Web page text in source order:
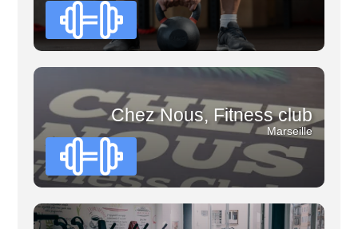
Chez Nous, Fitness club
Marseille